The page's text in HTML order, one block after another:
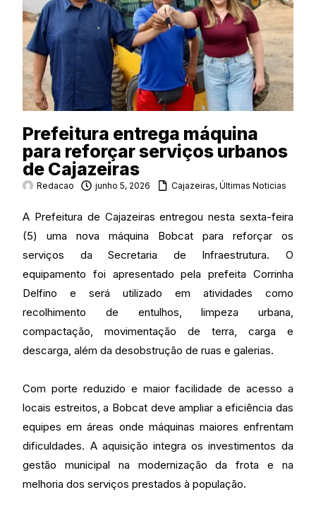
Prefeitura entrega máquina
para reforçar serviços urbanos
de Cajazeiras
Redacao junho 5, 2026 Cajazeiras,Últimas Noticias
A Prefeitura de Cajazeiras entregou nesta sexta-feira
(5) uma nova máquina Bobcat para reforçar os
serviços da Secretaria de Infraestrutura. O
equipamento foi apresentado pela prefeita Corrinha
Delfino e será utilizado em atividades como
recolhimento de entulhos, limpeza urbana,
compactação, movimentação de terra, carga e
descarga, além da desobstrução de ruas e galerias.
Com porte reduzido e maior facilidade de acesso a
locais estreitos, a Bobcat deve ampliar a eficiência das
equipes em áreas onde máquinas maiores enfrentam
dificuldades. A aquisição integra os investimentos da
gestão municipal na modernização da frota e na
melhoria dos serviços prestados à população.